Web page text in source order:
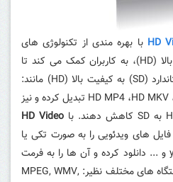
HD با بهره مندی از تکنولوژی های
با کیفیت بالا (HD)، به کاربران کمک می کند تا
فیلم های خود را از کیفیت استاندارد (SD) به کیفیت بالا (HD) مانند:
HD MP4 ،HD MKV ،HD AVI ،HD MTST ،HD TRP تبدیل کرده و نیز
HD Video
های ویدئویی را به صورت تکی یا
دانلود کرده و آن ها را به فرمت
های مختلف
نظیر: MPEG, WMV,